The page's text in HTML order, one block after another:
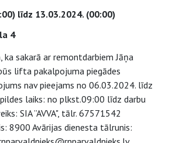
līdz 13.03.2024. (00:00)
4
sakarā ar remontdarbiem Jāņa
lifta pakalpojuma piegādes
nav pieejams no 06.03.2024. līdz
laiks: no plkst.09:00 līdz darbu
SIA ”AVVA", tālr. 67571542
8900 Avārijas dienesta tālrunis: